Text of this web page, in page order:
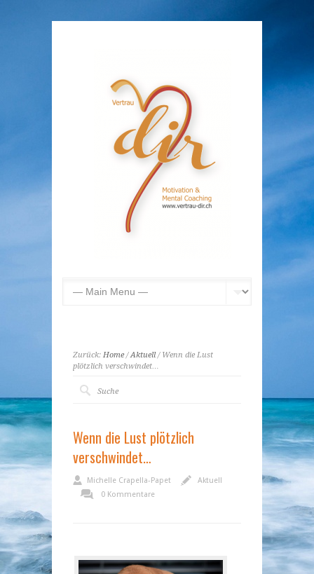
Zurück: Home/Aktuell/ Wenn die Lust
plötzlich verschwindet…
Wenn die Lust plötzlich
verschwindet…
Michelle Crapella-Papet
Aktuell
0 Kommentare